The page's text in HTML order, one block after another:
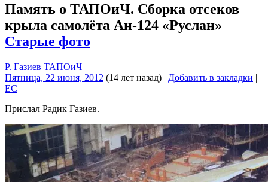
Память о ТАПОиЧ. Сборка отсеков
крыла самолёта Ан-124 «Руслан»
Старые фото
Р. Газиев ТАПОиЧ
Пятница, 22 июня, 2012 (14 лет назад) | Добавить в закладки |
EC
Прислал Радик Газиев.